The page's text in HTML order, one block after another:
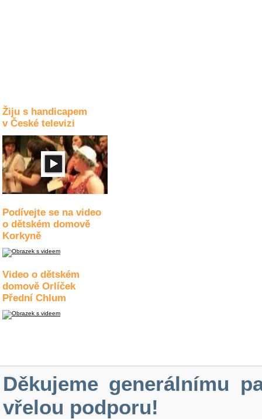
Žiju s handicapem
v České televizi
Podívejte se na video
o dětském domově
Korkyně
Video o dětském
domově Orlíček
Přední Chlum
Děkujeme generálnímu
vřelou podporu!